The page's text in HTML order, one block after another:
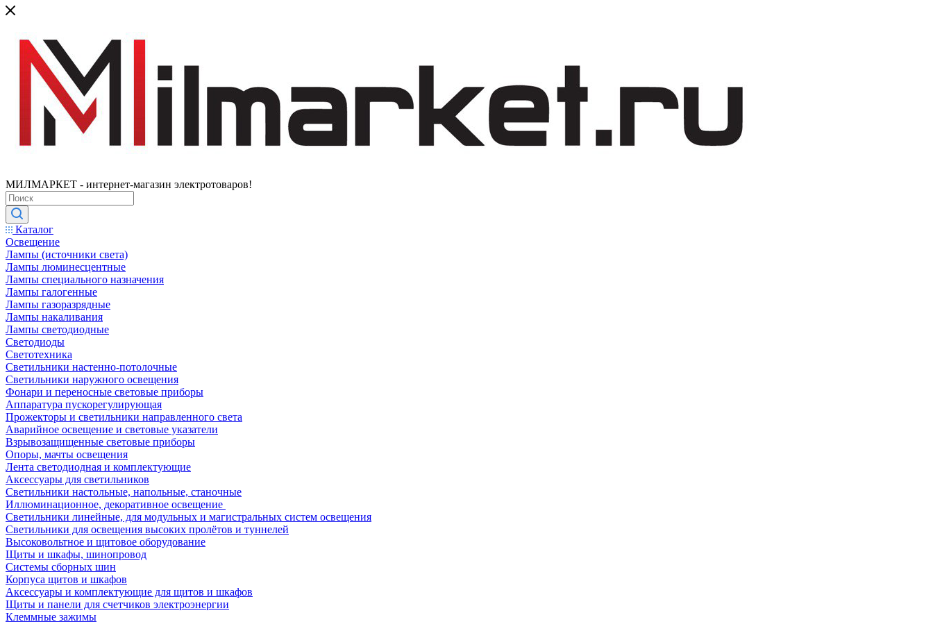
МИЛМАРКЕТ - интернет-магазин электротоваров!
Каталог
Освещение
Лампы (источники света)
Лампы люминесцентные
Лампы специального назначения
Лампы галогенные
Лампы газоразрядные
Лампы накаливания
Лампы светодиодные
Светодиоды
Светотехника
Светильники настенно-потолочные
Светильники наружного освещения
Фонари и переносные световые приборы
Аппаратура пускорегулирующая
Прожекторы и светильники направленного света
Аварийное освещение и световые указатели
Взрывозащищенные световые приборы
Опоры, мачты освещения
Лента светодиодная и комплектующие
Аксессуары для светильников
Светильники настольные, напольные, станочные
Иллюминационное, декоративное освещение
Светильники линейные, для модульных и магистральных систем освещения
Светильники для освещения высоких пролётов и туннелей
Высоковольтное и щитовое оборудование
Щиты и шкафы, шинопровод
Системы сборных шин
Корпуса щитов и шкафов
Аксессуары и комплектующие для щитов и шкафов
Щиты и панели для счетчиков электроэнергии
Клеммные зажимы